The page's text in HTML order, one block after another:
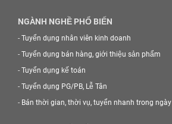
NGÀNH NGHỀ PHỔ BIẾN
- Tuyển dụng nhân viên kinh doanh
- Tuyển dụng bán hàng, giới thiệu sản phẩm
- Tuyển dụng kế toán
- Tuyển dụng PG/PB, Lễ Tân
- Bán thời gian, thời vụ, tuyển nhanh trong ngày